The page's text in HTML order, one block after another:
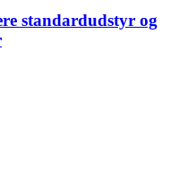
standardudstyr og